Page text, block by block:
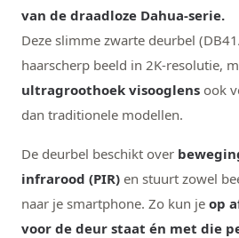
van de draadloze Dahua-serie.
Deze slimme zwarte deurbel
haarscherp beeld in 2K-resolutie,
ultragroothoek visooglens ook
dan traditionele modellen.
De deurbel beschikt over
infrarood (PIR) en stuurt zowel
naar je smartphone. Zo kun je op
voor de deur staat én met die